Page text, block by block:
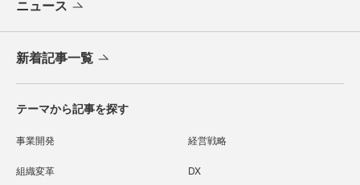
ニュース
新着記事一覧
テーマから記事を探す
事業開発 経営戦略
組織変革 DX